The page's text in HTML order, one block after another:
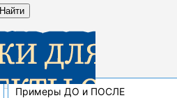
Найти
Примеры ДО и ПОСЛЕ